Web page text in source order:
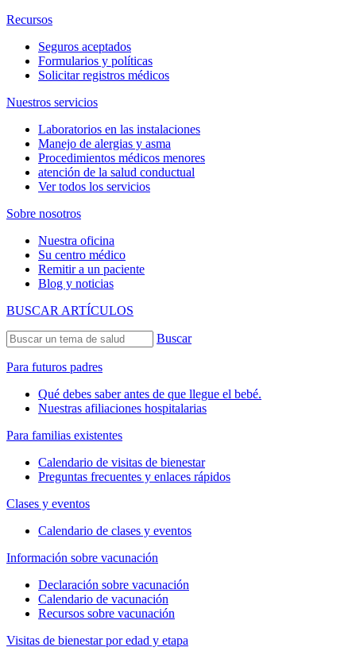
Recursos
Seguros aceptados
Formularios y políticas
Solicitar registros médicos
Nuestros servicios
Laboratorios en las instalaciones
Manejo de alergias y asma
Procedimientos médicos menores
atención de la salud conductual
Ver todos los servicios
Sobre nosotros
Nuestra oficina
Su centro médico
Remitir a un paciente
Blog y noticias
BUSCAR ARTÍCULOS
Buscar
Para futuros padres
Qué debes saber antes de que llegue el bebé.
Nuestras afiliaciones hospitalarias
Para familias existentes
Calendario de visitas de bienestar
Preguntas frecuentes y enlaces rápidos
Clases y eventos
Calendario de clases y eventos
Información sobre vacunación
Declaración sobre vacunación
Calendario de vacunación
Recursos sobre vacunación
Visitas de bienestar por edad y etapa